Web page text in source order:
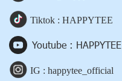
Tiktok : HAPPYTEE
Youtube : HAPPYTEE
IG : happytee_official